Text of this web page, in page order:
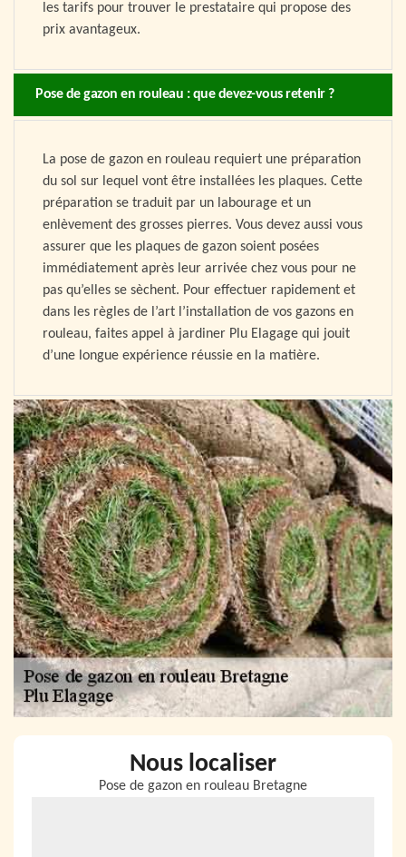
les tarifs pour trouver le prestataire qui propose des
prix avantageux.
Pose de gazon en rouleau : que devez-vous retenir ?
La pose de gazon en rouleau requiert une préparation
du sol sur lequel vont être installées les plaques. Cette
préparation se traduit par un labourage et un
enlèvement des grosses pierres. Vous devez aussi vous
assurer que les plaques de gazon soient posées
immédiatement après leur arrivée chez vous pour ne
pas qu’elles se sèchent. Pour effectuer rapidement et
dans les règles de l’art l’installation de vos gazons en
rouleau, faites appel à jardiner Plu Elagage qui jouit
d’une longue expérience réussie en la matière.
Nous localiser
Pose de gazon en rouleau Bretagne